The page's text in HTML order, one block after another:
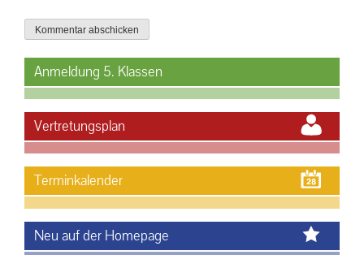
Anmeldung 5. Klassen
Vertretungsplan
Terminkalender
Neu auf der Homepage